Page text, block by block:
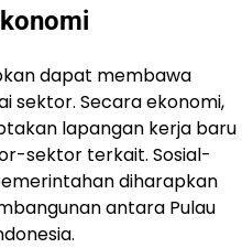
dapat membawa
sektor. Secara ekonomi,
lapangan kerja baru
sektor terkait. Sosial-
diharapkan
antara Pulau